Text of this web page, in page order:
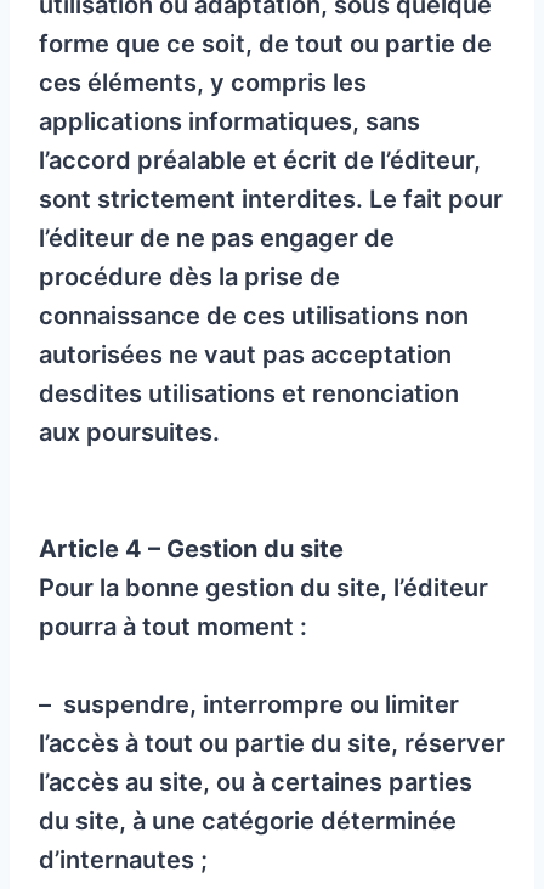
forme que ce soit, de tout ou partie de
ces éléments, y compris les
applications informatiques, sans
l’accord préalable et écrit de l’éditeur,
sont strictement interdites. Le fait pour
l’éditeur de ne pas engager de
procédure dès la prise de
connaissance de ces utilisations non
autorisées ne vaut pas acceptation
desdites utilisations et renonciation
aux poursuites.
Article 4 – Gestion du site
Pour la bonne gestion du site, l’éditeur
pourra à tout moment :
– suspendre, interrompre ou limiter
l’accès à tout ou partie du site, réserver
l’accès au site, ou à certaines parties
du site, à une catégorie déterminée
d’internautes ;